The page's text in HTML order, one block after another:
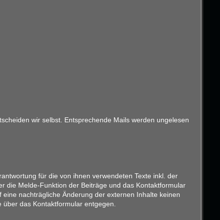
wir selbst. Entsprechende Mails werden ungelesen
für die von ihnen verwendeten Texte inkl. der
die Melde-Funktion der Beiträge und das Kontaktformular
nachträgliche Änderung der externen Inhalte keinen
das Kontaktformular entgegen.